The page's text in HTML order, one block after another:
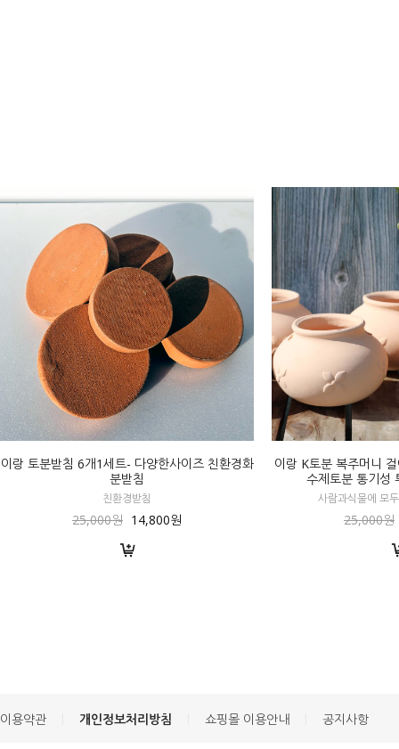
이랑 토분받침 6개1세트- 다양한사이즈 친환경화
분받침
친환경받침
25,000원 14,800원
이랑 K토분 복주머니
수제토분 통기성
사람과식물에 모
25,000원
이용약관 개인정보처리방침 쇼핑몰 이용안내 공지사항